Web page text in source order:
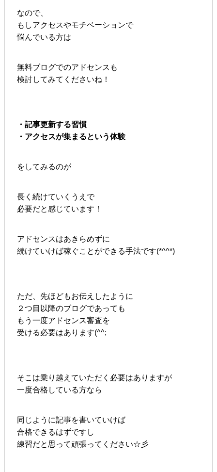
なので、
もしアクセスやモチベーションで
悩んでいる方は
無料ブログでのアドセンスも
検討してみてくださいね！
・記事更新する習慣
・アクセスが集まるという体験
をしてみるのが
長く続けていくうえで
必要だと感じています！
アドセンスはあきらめずに
続けていけば稼ぐことができる手法です(*^^*)
ただ、先ほどもお伝えしたように
２つ目以降のブログであっても
もう一度アドセンス審査を
受ける必要はあります(^^;
そこは乗り越えていただく必要はありますが
一度合格している方なら
同じように記事を書いていけば
合格できるはずですし
練習だと思って頑張ってください☆彡